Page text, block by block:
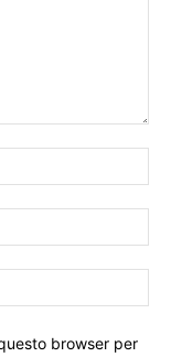
browser per